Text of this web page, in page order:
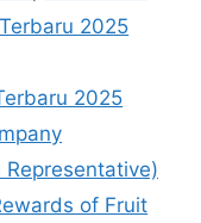
2025
2025
of Fruit